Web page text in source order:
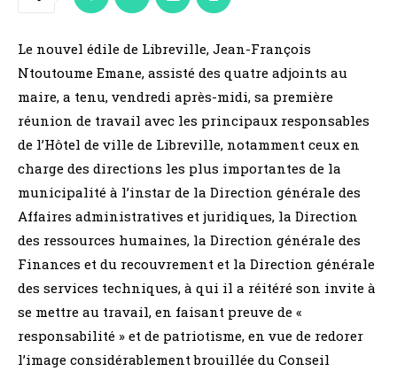
Le nouvel édile de Libreville, Jean-François
Ntoutoume Emane, assisté des quatre adjoints au
maire, a tenu, vendredi après-midi, sa première
réunion de travail avec les principaux responsables
de l’Hôtel de ville de Libreville, notamment ceux en
charge des directions les plus importantes de la
municipalité à l’instar de la Direction générale des
Affaires administratives et juridiques, la Direction
des ressources humaines, la Direction générale des
Finances et du recouvrement et la Direction générale
des services techniques, à qui il a réitéré son invite à
se mettre au travail, en faisant preuve de «
responsabilité » et de patriotisme, en vue de redorer
l’image considérablement brouillée du Conseil